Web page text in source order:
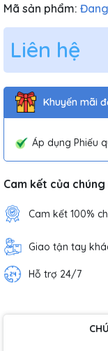
Mã sản phẩm:
Liên hệ
Khuyến mãi
Áp dụng Phiếu
Cam kết của
Cam kết 100%
Giao tận tay
Hỗ trợ 24/7